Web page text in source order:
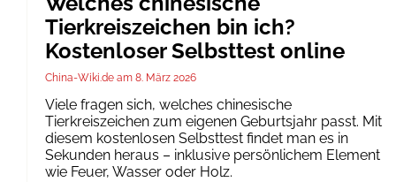
Tierkreiszeichen bin ich?
Kostenloser Selbsttest online
China-Wiki.de 8. März 2026
Viele fragen sich, welches chinesische
Tierkreiszeichen zum eigenen Geburtsjahr passt. Mit
diesem kostenlosen Selbsttest findet man es in
Sekunden heraus – inklusive persönlichem Element
wie Feuer, Wasser oder Holz.